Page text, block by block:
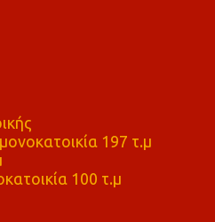
197 τ.μ
100 τ.μ